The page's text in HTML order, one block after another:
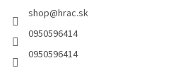
shop@hrac.sk
0950596414
0950596414